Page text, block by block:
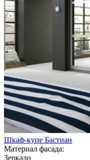
Шкаф-купе Бастиан
Материал фасада:
Зеркало